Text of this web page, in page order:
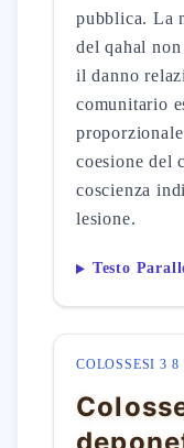
pubblica. La
del qahal
il danno
comunitario
coesione del
coscienza
lesione.
Testo
COLOSSESI 3 8